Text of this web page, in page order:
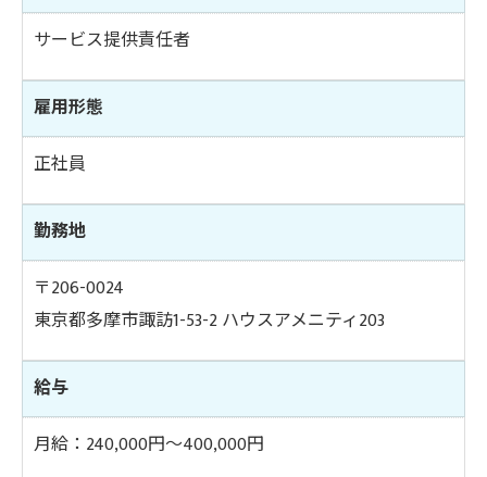
サービス提供責任者
雇用形態
正社員
勤務地
〒206-0024
東京都多摩市諏訪1-53-2 ハウスアメニティ203
給与
月給：240,000円～400,000円